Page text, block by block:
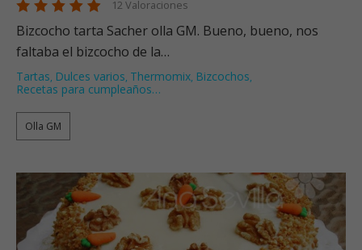
12 Valoraciones
Bizcocho tarta Sacher olla GM. Bueno, bueno, nos
faltaba el bizcocho de la…
Tartas, Dulces varios, Thermomix, Bizcochos,
Recetas para cumpleaños…
Olla GM